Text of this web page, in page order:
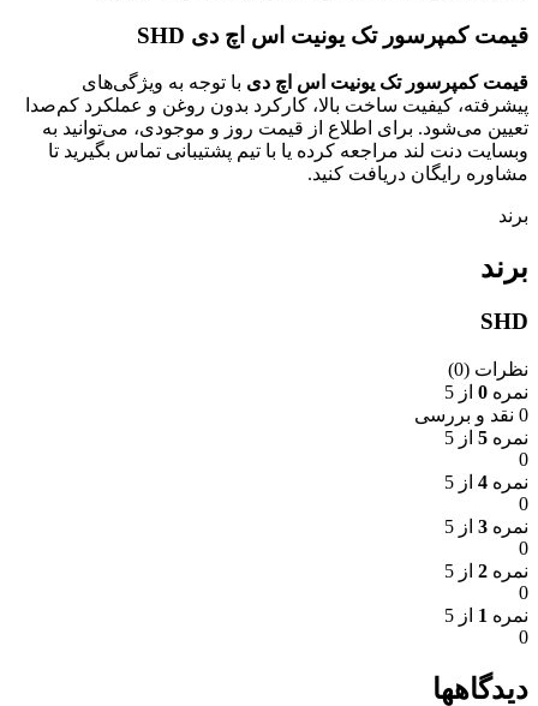
قیمت کمپرسور تک یونیت اس اچ دی SHD
قیمت کمپرسور تک یونیت اس اچ دی با توجه به ویژگی‌های
پیشرفته، کیفیت ساخت بالا، کارکرد بدون روغن و عملکرد کم‌صدا
تعیین می‌شود. برای اطلاع از قیمت روز و موجودی، می‌توانید به
وبسایت دنت لند مراجعه کرده یا با تیم پشتیبانی تماس بگیرید تا
مشاوره رایگان دریافت کنید.
برند
برند
SHD
نظرات (0)
نمره 0 از 5
0 نقد و بررسی
نمره 5 از 5
0
نمره 4 از 5
0
نمره 3 از 5
0
نمره 2 از 5
0
نمره 1 از 5
0
دیدگاهها